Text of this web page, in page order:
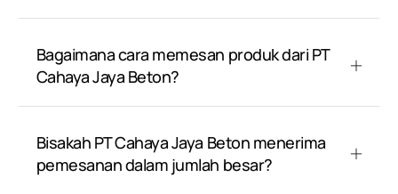
Bagaimana cara memesan produk dari PT
Cahaya Jaya Beton?
Bisakah PT Cahaya Jaya Beton menerima
pemesanan dalam jumlah besar?